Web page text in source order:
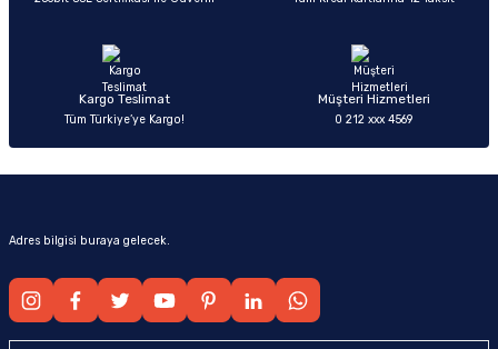
Ürün fiyatı diğer sitelerden daha pahalı.
Kargo Teslimat
Tüm Türkiye’ye Kargo!
Müşteri Hizmetleri
0 212 xxx 4569
Adres bilgisi buraya gelecek.